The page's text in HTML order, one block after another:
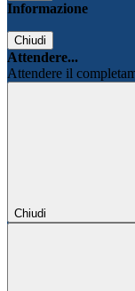
Informazione
Chiudi
Attendere...
Attendere il
Chiudi